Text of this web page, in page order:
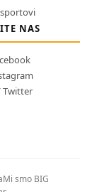
NAS
Twitter
Mi smo BIG